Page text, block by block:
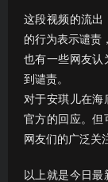
这段视频的流出
的行为表示谴责
也有一些网友认
到谴责。
对于安琪儿在海
官方的回应。但
网友们的广泛关
以上就是今日